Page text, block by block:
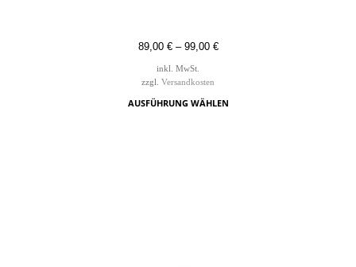
89,00 €– 99,00 €
inkl. MwSt.
zzgl. Versandkosten
AUSFÜHRUNG WÄHLEN